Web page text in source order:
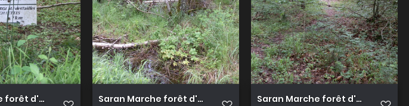
d'Orléans 21 Saran Marche forêt d'Orléans 22 Saran Marche forêt d'Orléans 23